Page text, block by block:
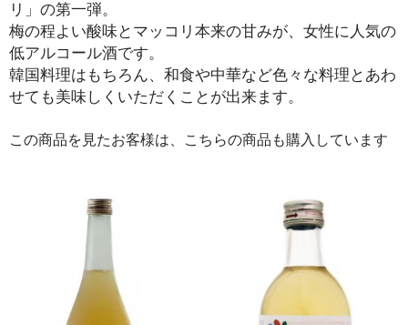
リ」の第一弾。
梅の程よい酸味とマッコリ本来の甘みが、女性に人気の
低アルコール酒です。
韓国料理はもちろん、和食や中華など色々な料理とあわ
せても美味しくいただくことが出来ます。
この商品を見たお客様は、こちらの商品も購入しています